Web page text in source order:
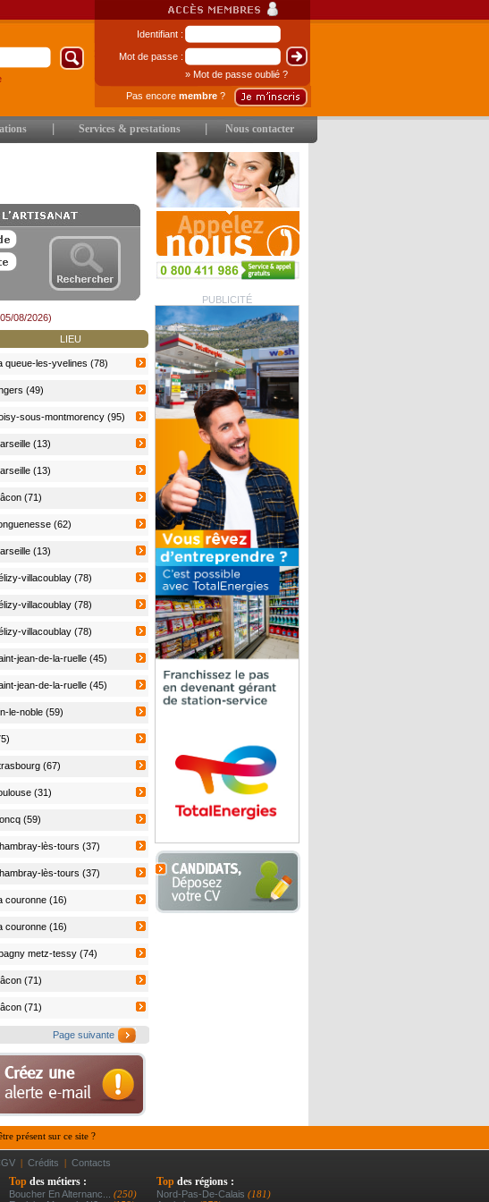
Identifiant :
Mot de passe :
» Mot de passe oublié ?
Pas encore membre ?
Services & prestations Nous contacter
PUBLICITÉ
08/2026)
LIEU
queue-les-yvelines (78)
(49)
sous-montmorency (95)
(13)
(13)
(71)
(62)
(13)
villacoublay (78)
villacoublay (78)
villacoublay (78)
jean-de-la-ruelle (45)
jean-de-la-ruelle (45)
le-noble (59)
(67)
(31)
(59)
lès-tours (37)
lès-tours (37)
couronne (16)
couronne (16)
metz-tessy (74)
(71)
(71)
Page suivante
présent sur ce site ?
| Crédits | Contacts
Top des métiers :
Boucher En Alternanc... (250)
Top des régions :
Nord-Pas-De-Calais (181)